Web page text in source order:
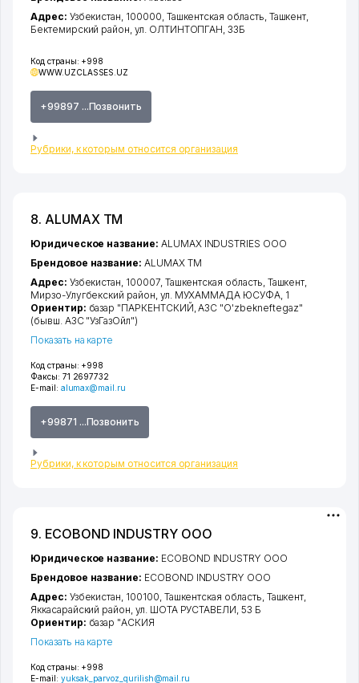
Код страны: +998
WWW.UZCLASSES.UZ
+99897 ...Позвонить
Рубрики, к которым относится организация
Адрес: Узбекистан, 100000, Ташкентская область, Ташкент,
Бектемирский район,ул. ОЛТИНТОПГАН, 33Б
8. ALUMAX ТМ
Код страны: +998
Факсы: 71 2697732
E-mail: alumax@mail.ru
+99871 ...Позвонить
Рубрики, к которым относится организация
Юридическое название: ALUMAX INDUSTRIES ООО
Брендовое название: ALUMAX ТМ
Адрес: Узбекистан, 100007, Ташкентская область Ташкент
Мирзо-Улугбекский район ул. МУХАММАДА ЮСУФА, 1
Ориентир: базар "ПАРКЕНТСКИЙ, АЗС "O'zbekneftegaz"
(бывш. АЗС "УзГазОйл")
Показать на карте
9. ECOBOND INDUSTRY ООО
Код страны: +998
E-mail: yuksak_parvoz_qurilish@mail.ru
Юридическое название: ECOBOND INDUSTRY ООО
Брендовое название: ECOBOND INDUSTRY ООО
Адрес: Узбекистан, 100100, Ташкентская область Ташкент
Яккасарайский район ул. ШОТА РУСТАВЕЛИ , 53 Б
Ориентир: базар "АСКИЯ
Показать на карте